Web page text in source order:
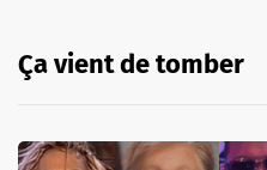
Ça vient de tomber